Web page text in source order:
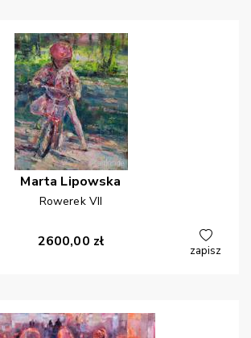
Marta Lipowska
Rowerek VII
2600,00 zł
zapisz